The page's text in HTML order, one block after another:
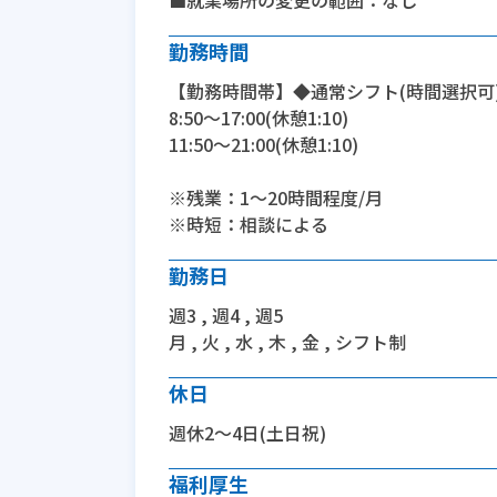
勤務時間
【勤務時間帯】◆通常シフト(時間選択
8:50〜17:00(休憩1:10)
11:50〜21:00(休憩1:10)
※残業：1〜20時間程度/月
※時短：相談による
勤務日
週3 , 週4 , 週5
月 , 火 , 水 , 木 , 金 , シフト制
休日
週休2～4日(土日祝)
福利厚生